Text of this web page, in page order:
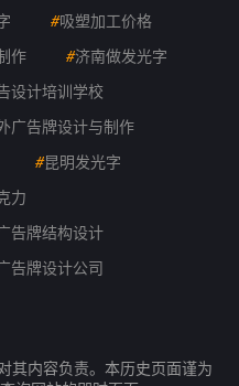
#吸塑加工价格
作 #济南做发光字
设计培训学校
广告牌设计与制作
#昆明发光字
力
告牌结构设计
告牌设计公司
其内容负责。本历史页面谨为